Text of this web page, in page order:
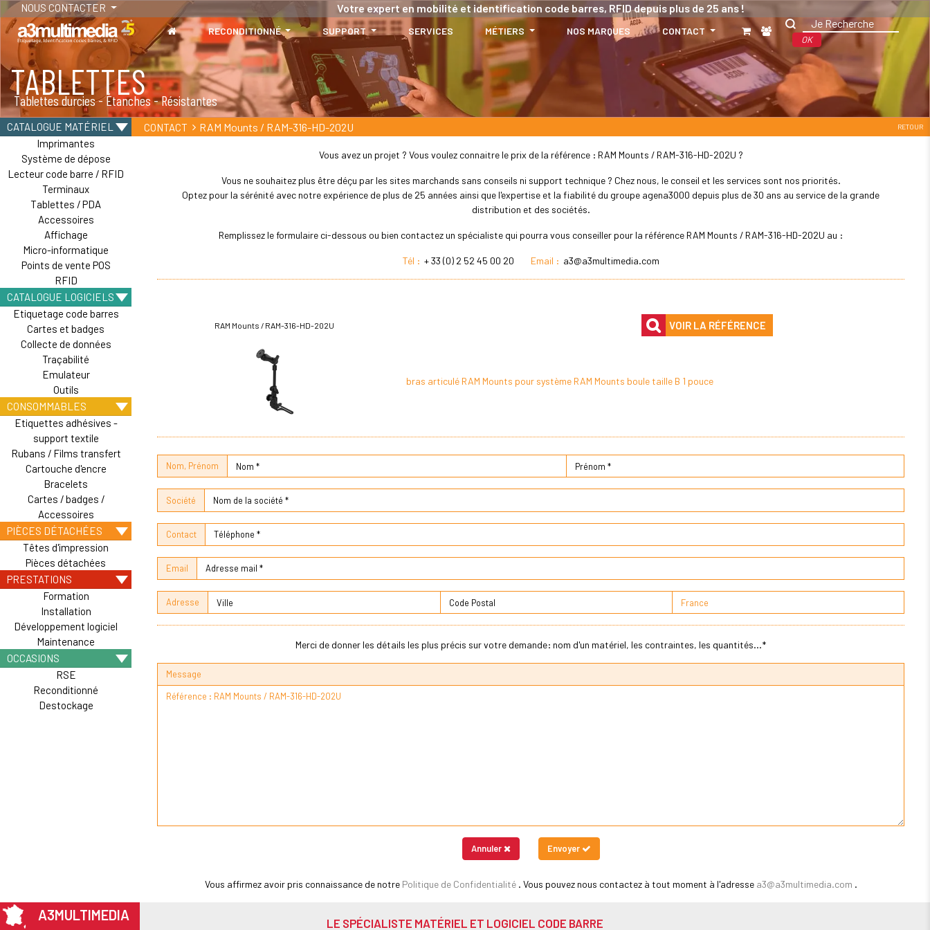
NOUS CONTACTER Votre expert en mobilité et identification code barres, RFID depuis plus de 25 ans !
RECONDITIONNÉ SUPPORT SERVICES MÉTIERS NOS MARQUES CONTACT
OK
TABLETTES
Tablettes durcies - Étanches - Résistantes
CATALOGUE MATÉRIEL
Imprimantes
Système de dépose
Lecteur code barre / RFID
Terminaux
Tablettes / PDA
Accessoires
Affichage
Micro-informatique
Points de vente POS
RFID
CATALOGUE LOGICIELS
Etiquetage code barres
Cartes et badges
Collecte de données
Traçabilité
Emulateur
Outils
CONSOMMABLES
Etiquettes adhésives -
support textile
Rubans / Films transfert
Cartouche d'encre
Bracelets
Cartes / badges /
Accessoires
PIÈCES DÉTACHÉES
Têtes d'impression
Pièces détachées
PRESTATIONS
Formation
Installation
Développement logiciel
Maintenance
OCCASIONS
RSE
Reconditionné
Destockage
CONTACT RAM Mounts / RAM-316-HD-202U RETOUR
Vous avez un projet ? Vous voulez connaitre le prix de la référence : RAM Mounts / RAM-316-HD-202U ?
Vous ne souhaitez plus être déçu par les sites marchands sans conseils ni support technique ? Chez nous, le conseil et les services sont nos priorités.
Optez pour la sérénité avec notre expérience de plus de 25 années ainsi que l'expertise et la fiabilité du groupe agena3000 depuis plus de 30 ans au service de la grande
distribution et des sociétés.
Remplissez le formulaire ci-dessous ou bien contactez un spécialiste qui pourra vous conseiller pour la référence RAM Mounts / RAM-316-HD-202U au :
Tél : + 33 (0) 2 52 45 00 20 Email : a3@a3multimedia.com
RAM Mounts / RAM-316-HD-202U VOIR LA RÉFÉRENCE
bras articulé RAM Mounts pour système RAM Mounts boule taille B 1 pouce
Nom, Prénom
Société
Contact
Email
Adresse
Merci de donner les détails les plus précis sur votre demande: nom d'un matériel, les contraintes, les quantités...*
Message
Annuler Envoyer
Vous affirmez avoir pris connaissance de notre Politique de Confidentialité . Vous pouvez nous contactez à tout moment à l'adresse a3@a3multimedia.com .
A3MULTIMEDIA LE SPÉCIALISTE MATÉRIEL ET LOGICIEL CODE BARRE